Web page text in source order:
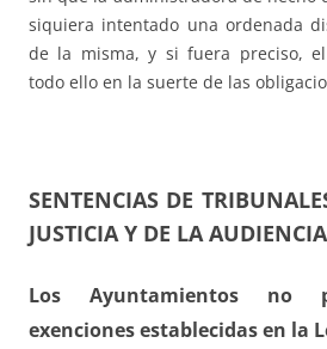
siquiera intentado una ordenada
de la misma, y si fuera preciso,
todo ello en la suerte de las
SENTENCIAS DE
JUSTICIA Y DE LA
Los Ayuntamientos no
exenciones establecidas en la